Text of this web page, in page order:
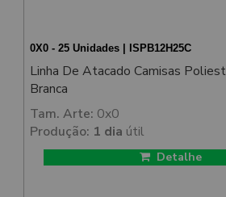
0X0 - 25 Unidades | ISPB12H25C
Linha De Atacado Camisas
Branca
Tam. Arte: 0x0
Produção: 1 dia útil
Detalhe